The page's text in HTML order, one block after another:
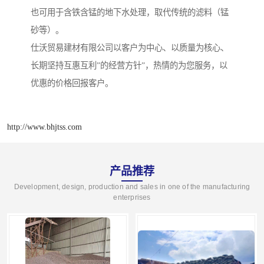
也可用于含铁含锰的地下水处理，取代传统的滤料（锰
砂等）。
仕沃贸易建材有限公司以客户为中心、以质量为核心、
长期坚持互惠互利”的经营方针”，热情的为您服务，以
优惠的价格回报客户。
http://www.bhjtss.com
产品推荐
Development, design, production and sales in one of the manufacturing
enterprises